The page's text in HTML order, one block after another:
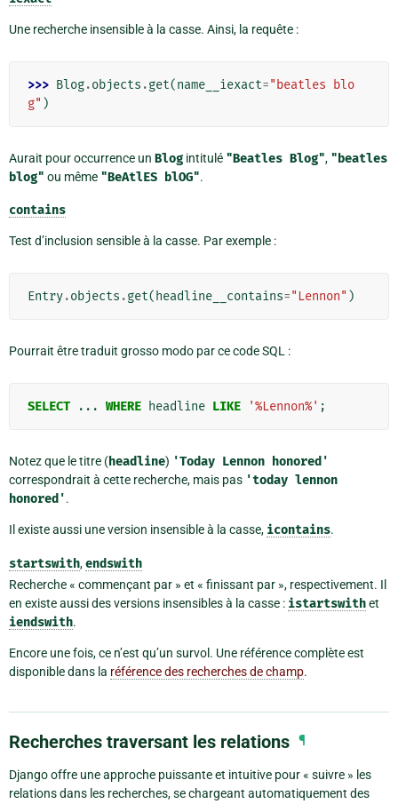
Une recherche insensible à la casse. Ainsi, la requête :
>>> Blog.objects .get(name__iexact="beatles blo
g" )
Aurait pour occurrence un Blog intitulé "Beatles Blog", "beatles
blog" ou même "BeAtlES blOG".
contains
Test d’inclusion sensible à la casse. Par exemple :
Entry.objects .get(headline__contains="Lennon" )
Pourrait être traduit grosso modo par ce code SQL :
SELECT ... WHERE headline LIKE '%Lennon%' ;
Notez que le titre (headline) 'Today Lennon honored'
correspondrait à cette recherche, mais pas 'today lennon
honored'.
Il existe aussi une version insensible à la casse, icontains.
startswith,endswith
Recherche « commençant par » et « finissant par », respectivement. Il
en existe aussi des versions insensibles à la casse : istartswithet
iendswith.
Encore une fois, ce n’est qu’un survol. Une référence complète est
disponible dans la référence des recherches de champ.
Recherches traversant les relations ¶
Django offre une approche puissante et intuitive pour « suivre » les
relations dans les recherches, se chargeant automatiquement des